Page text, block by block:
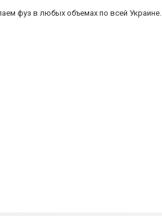
фуз в любых объемах по всей Украине.